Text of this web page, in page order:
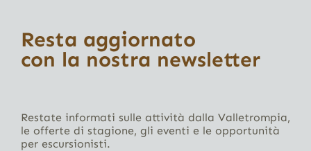
Resta aggiornato
con la nostra newsletter
Restate informati sulle attività dalla Valletrompia,
le offerte di stagione, gli eventi e le opportunità
per escursionisti.